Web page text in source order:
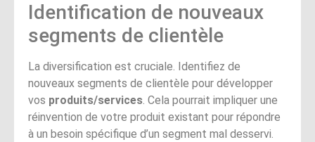
Identification de nouveaux
segments de clientèle
La diversification est cruciale. Identifiez de
nouveaux segments de clientèle pour développer
vos produits/services. Cela pourrait impliquer une
réinvention de votre produit existant pour répondre
à un besoin spécifique d’un segment mal desservi.